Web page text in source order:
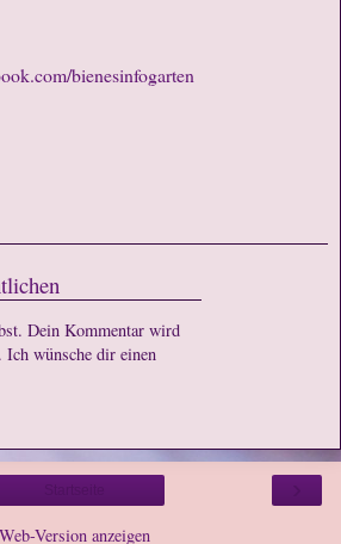
bienesinfogarten
Dein Kommentar wird
Ich wünsche dir einen
›
Web-Version anzeigen